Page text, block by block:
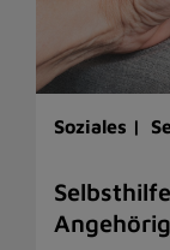
Soziales |